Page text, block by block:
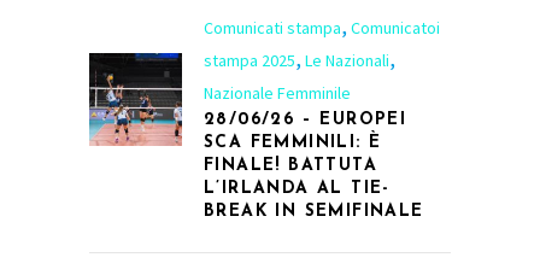
Comunicati stampa, Comunicatoi
stampa 2025, Le Nazionali,
Nazionale Femminile
28/06/26 – EUROPEI
SCA FEMMINILI: È
FINALE! BATTUTA
L’IRLANDA AL TIE-
BREAK IN SEMIFINALE